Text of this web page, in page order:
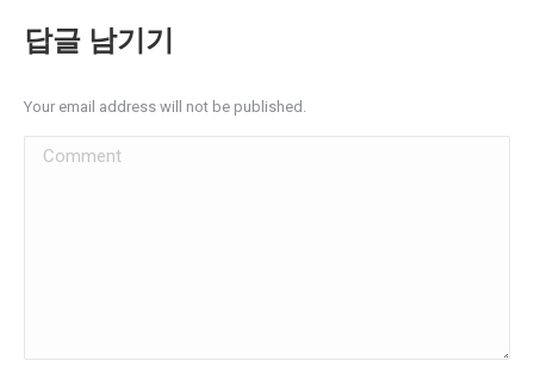
답글 남기기
Your email address will not be published.
Comment